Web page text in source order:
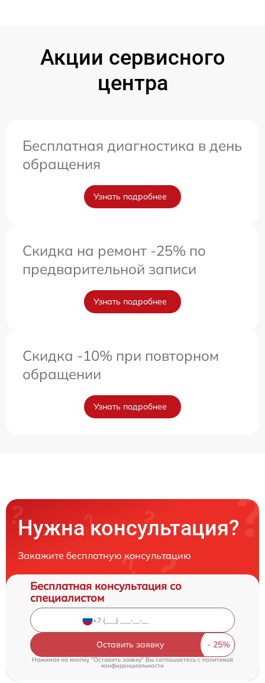
Акции сервисного
центра
Бесплатная диагностика в день
обращения
Узнать подробнее
Скидка на ремонт -25% по
предварительной записи
Узнать подробнее
Скидка -10% при повторном
обращении
Узнать подробнее
Нужна консультация?
Закажите бесплатную консультацию
Бесплатная консультация со
специалистом
Оставить заявку
Нажимая на кнопку "Оставить заявку" Вы соглашаетесь c политикой
конфиденциальности